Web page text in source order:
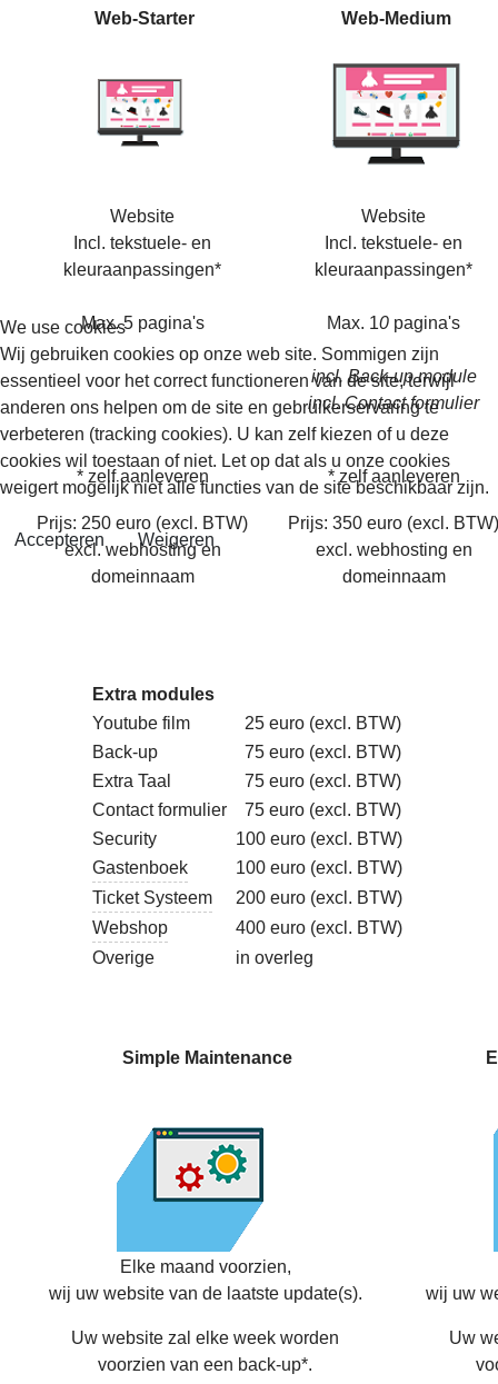
Web-Starter Web-Medium
Website
Incl. tekstuele- en
kleuraanpassingen*
Max. 5 pagina's
Website
Incl. tekstuele- en
kleuraanpassingen*
Max. 10 pagina's
incl. Back-up module
incl. Contact formulier
* zelf aanleveren * zelf aanleveren
Prijs: 250 euro (excl. BTW)
excl. webhosting en
domeinnaam
Prijs: 350 euro (excl. BTW)
excl. webhosting en
domeinnaam
Extra modules
Youtube film
25 euro (excl. BTW)
Back-up
75 euro (excl. BTW)
Extra Taal
75 euro (excl. BTW)
Contact formulier
75 euro (excl. BTW)
Security
100 euro (excl. BTW)
Gastenboek
100 euro (excl. BTW)
Ticket Systeem
200 euro (excl. BTW)
Webshop
400 euro (excl. BTW)
Overige
in overleg
Simple Maintenance
Elke maand voorzien,
wij uw website van de laatste update(s).
Uw website zal elke week worden
voorzien van een back-up*.
wij uw
Uw
We use cookies
Wij gebruiken cookies op onze web site. Sommigen zijn
essentieel voor het correct functioneren van de site, terwijl
anderen ons helpen om de site en gebruikerservaring te
verbeteren (tracking cookies). U kan zelf kiezen of u deze
cookies wil toestaan of niet. Let op dat als u onze cookies
weigert mogelijk niet alle functies van de site beschikbaar zijn.
Accepteren Weigeren